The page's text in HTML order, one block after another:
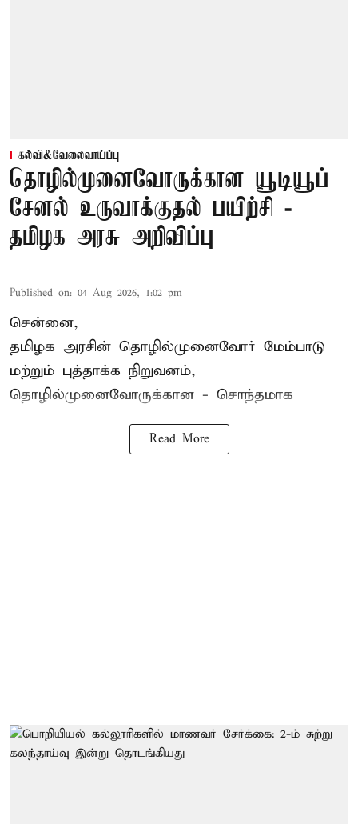
கல்வி&வேலைவாய்ப்பு
தொழில்முனைவோருக்கான யூடியூப்
சேனல் உருவாக்குதல் பயிற்சி -
தமிழக அரசு அறிவிப்பு
Published on: 04 Aug 2026, 1:02 pm
சென்னை,
தமிழக அரசின் தொழில்முனைவோர் மேம்பாடு
மற்றும் புத்தாக்க நிறுவனம்,
தொழில்முனைவோருக்கான - சொந்தமாக
Read More